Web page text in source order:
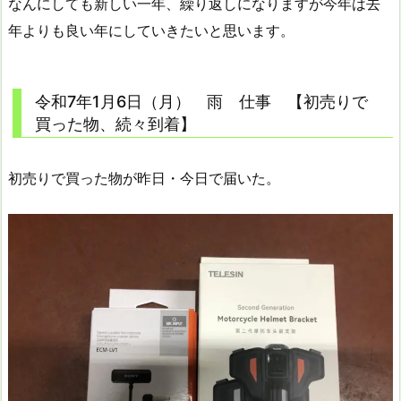
年よりも良い年にしていきたいと思います。
令和7年1月6日（月） 雨 仕事 【初売りで
買った物、続々到着】
初売りで買った物が昨日・今日で届いた。